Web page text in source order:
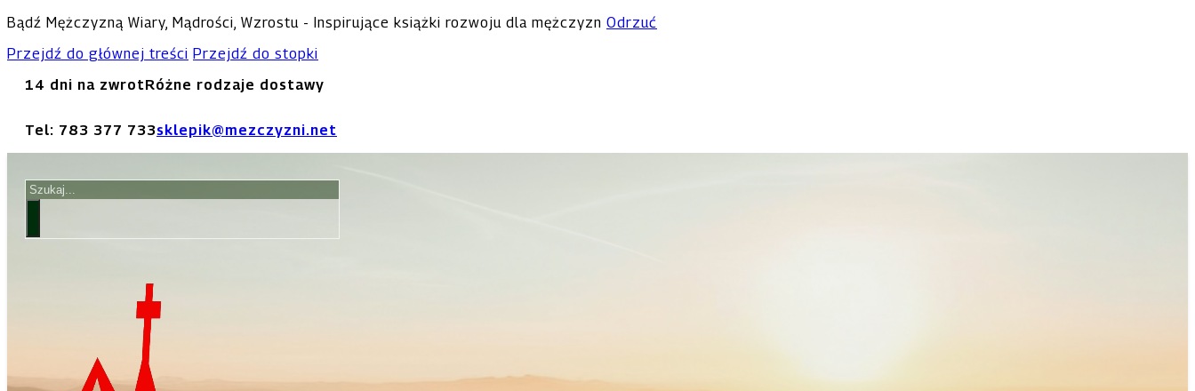
Bądź Mężczyzną Wiary, Mądrości, Wzrostu - Inspirujące książki rozwoju dla mężczyzn Odrzuć
Przejdź do głównej treści Przejdź do stopki
14 dni na zwrotRóżne rodzaje dostawy
Tel: 783 377 733sklepik@mezczyzni.net
Szukaj